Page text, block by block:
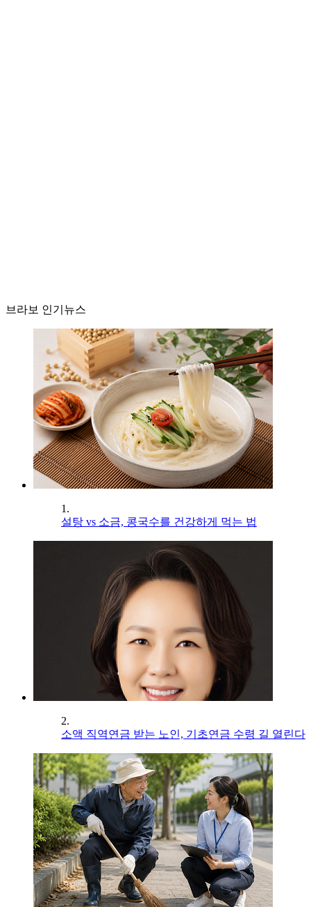
브라보 인기뉴스
1.
설탕 vs 소금, 콩국수를 건강하게 먹는 법
2.
소액 직역연금 받는 노인, 기초연금 수령 길 열린다